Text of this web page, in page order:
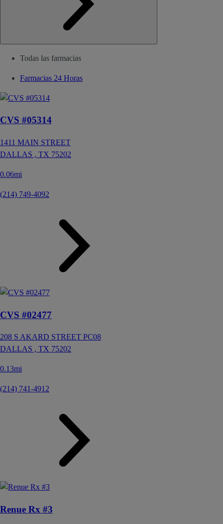
Todas las farmacias
Farmacias 24 Horas
CVS #05314
1411 MAIN STREET
DALLAS , TX 75202
0.06mi
(214) 749-4092
CVS #02477
208 S AKARD STREET PC08
DALLAS , TX 75202
0.13mi
(214) 741-4912
Renue Rx #3